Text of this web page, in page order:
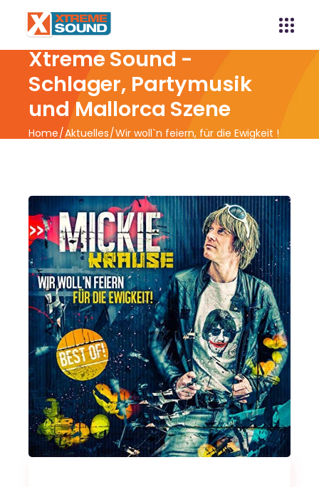
Xtreme Sound -
Schlager, Partymusik
und Mallorca Szene
Home Aktuelles Wir woll`n feiern, für die Ewigkeit !